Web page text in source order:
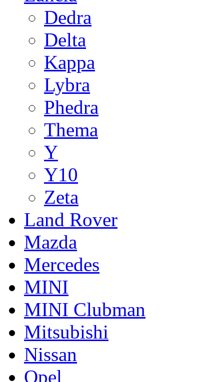
Dedra
Delta
Kappa
Lybra
Phedra
Thema
Y
Y10
Zeta
Land Rover
Mazda
Mercedes
MINI
MINI Clubman
Mitsubishi
Nissan
Opel